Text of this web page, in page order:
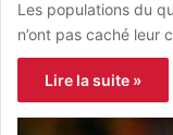
Les populations du
n’ont pas caché leur
Lire la suite »